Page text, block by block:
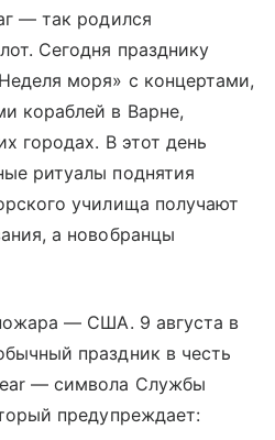
— так родился
Сегодня празднику
моря» с концертами,
кораблей в Варне,
городах. В этот день
ритуалы поднятия
училища получают
а новобранцы
— США. 9 августа в
праздник в честь
— символа Службы
предупреждает: